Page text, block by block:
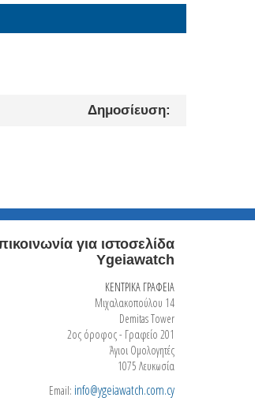
Δημοσίευση:
για ιστοσελίδα
Ygeiawatch
ΚΕΝΤΡΙΚΑ ΓΡΑΦΕΙΑ
Μιχαλακοπούλου 14
Demitas Tower
2ος όροφος - Γραφείο 201
Άγιοι Ομολογητές
1075 Λευκωσία
Email: info@ygeiawatch.com.cy